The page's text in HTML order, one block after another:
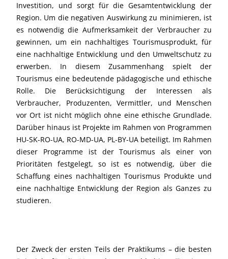
Investition, und sorgt für die Gesamtentwicklung der
Region. Um die negativen Auswirkung zu minimieren, ist
es notwendig die Aufmerksamkeit der Verbraucher zu
gewinnen, um ein nachhaltiges Tourismusprodukt, für
eine nachhaltige Entwicklung und den Umweltschutz zu
erwerben. In diesem Zusammenhang spielt der
Tourismus eine bedeutende pädagogische und ethische
Rolle. Die Berücksichtigung der Interessen als
Verbraucher, Produzenten, Vermittler, und Menschen
vor Ort ist nicht möglich ohne eine ethische Grundlade.
Darüber hinaus ist Projekte im Rahmen von Programmen
HU-SK-RO-UA, RO-MD-UA, PL-BY-UA beteiligt. Im Rahmen
dieser Programme ist der Tourismus als einer von
Prioritäten festgelegt, so ist es notwendig, über die
Schaffung eines nachhaltigen Tourismus Produkte und
eine nachhaltige Entwicklung der Region als Ganzes zu
studieren.
Der Zweck der ersten Teils der Praktikums – die besten